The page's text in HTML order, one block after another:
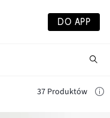
DO APP
37 Produktów